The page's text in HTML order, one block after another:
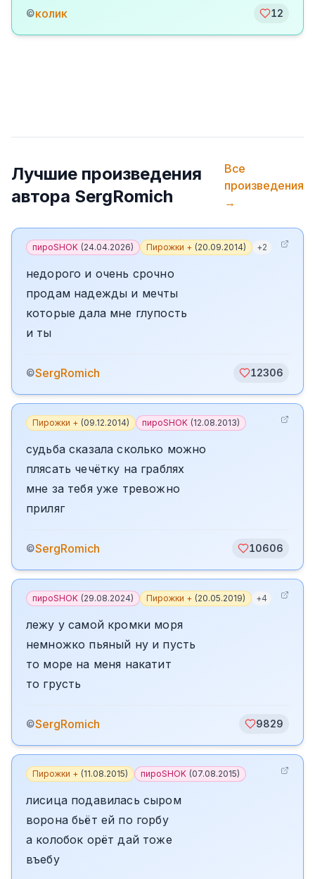
©колик 12
Лучшие произведения
автора SergRomich
Все
произведения
→
пироSHOK (24.04.2026) Пирожки + (20.09.2014) +2
недорого и очень срочно
продам надежды и мечты
которые дала мне глупость
и ты
©SergRomich 12306
Пирожки + (09.12.2014) пироSHOK (12.08.2013)
судьба сказала сколько можно
плясать чечётку на граблях
мне за тебя уже тревожно
приляг
©SergRomich 10606
пироSHOK (29.08.2024) Пирожки + (20.05.2019) +4
лежу у самой кромки моря
немножко пьяный ну и пусть
то море на меня накатит
то грусть
©SergRomich 9829
Пирожки + (11.08.2015) пироSHOK (07.08.2015)
лисица подавилась сыром
ворона бьёт ей по горбу
а колобок орёт дай тоже
въебу